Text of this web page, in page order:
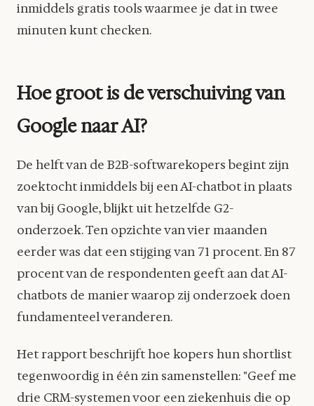
inmiddels gratis tools waarmee je dat in twee
minuten kunt checken.
Hoe groot is de verschuiving van
Google naar AI?
De helft van de B2B-softwarekopers begint zijn
zoektocht inmiddels bij een AI-chatbot in plaats
van bij Google, blijkt uit hetzelfde G2-
onderzoek. Ten opzichte van vier maanden
eerder was dat een stijging van 71 procent. En 87
procent van de respondenten geeft aan dat AI-
chatbots de manier waarop zij onderzoek doen
fundamenteel veranderen.
Het rapport beschrijft hoe kopers hun shortlist
tegenwoordig in één zin samenstellen: "Geef me
drie CRM-systemen voor een ziekenhuis die op